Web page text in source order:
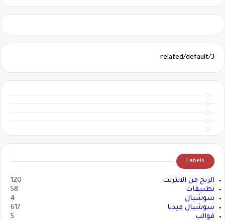
3/related/default
Labels
الربح من الانترنت
120
تطبيقات
58
سوشيال
4
سوشيال ميديا
617
قوالب
5